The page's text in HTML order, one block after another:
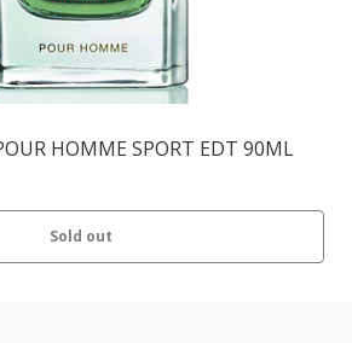
HOMME SPORT EDT 90ML
Sold out